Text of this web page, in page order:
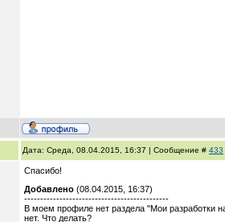
Дата: Среда, 08.04.2015, 16:37 | Сообщение # 433
Спасибо!
Добавлено (08.04.2015, 16:37)
---------------------------------------------
В моем профиле нет раздела "Мои разработки
нет. Что делать?